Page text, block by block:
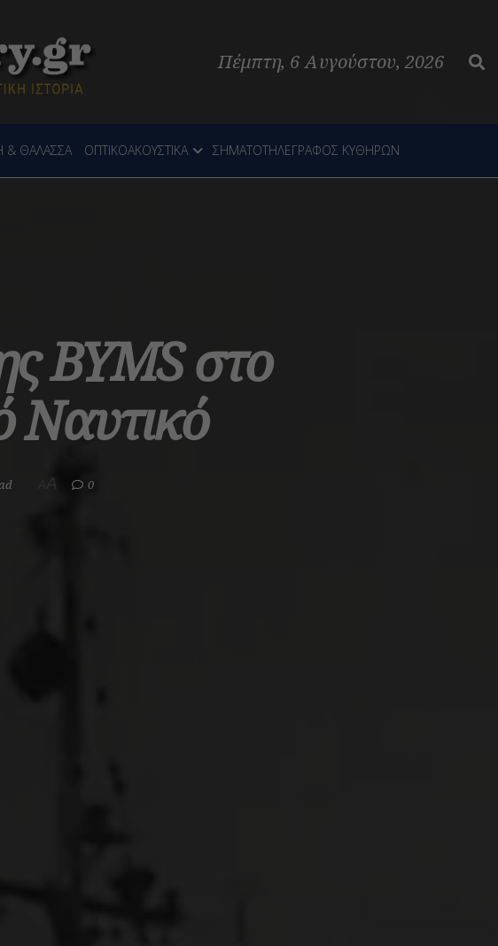
Πέμπτη, 6 Αυγούστου, 2026
& ΘΑΛΑΣΣΑ ΟΠΤΙΚΟΑΚΟΥΣΤΙΚΑ ΣΗΜΑΤΟΤΗΛΕΓΡΑΦΟΣ ΚΥΘΗΡΩΝ
ΒΥMS στο
Ναυτικό
A 0